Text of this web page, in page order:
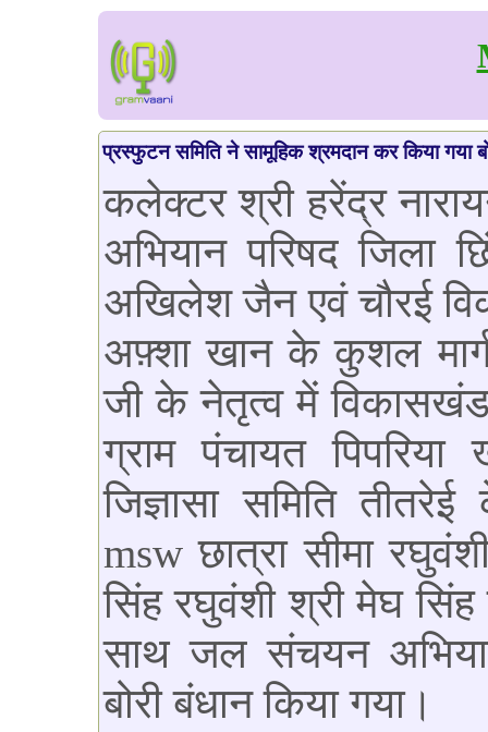
प्रस्फुटन समिति ने सामूहिक श्रमदान कर किया गया
कलेक्टर श्री हरेंद्र
अभियान परिषद जिला
अखिलेश जैन एवं चौरई
अफ़्शा खान के कुशल
जी के नेतृत्व में
ग्राम पंचायत
जिज्ञासा समिति
msw छात्रा सीमा
सिंह रघुवंशी श्री मेघ
साथ जल संचयन
बोरी बंधान किया गया।